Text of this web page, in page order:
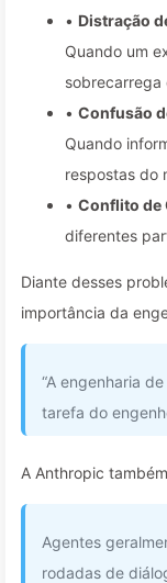
• Distração
Quando um
sobrecarrega
• Confusão
Quando
respostas do
• Conflito de
diferentes
Diante desses
importância da
“A engenharia
tarefa do
A Anthropic
Agentes
rodadas de